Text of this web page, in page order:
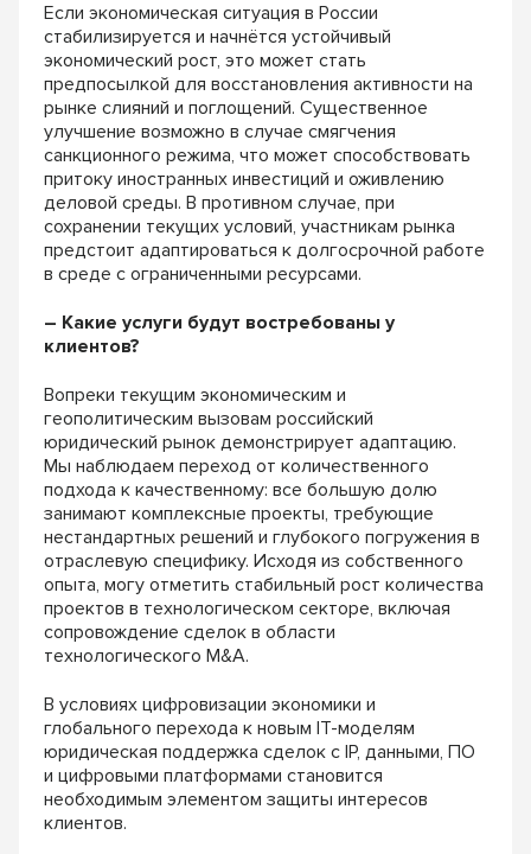
Если экономическая ситуация в России
стабилизируется и начнётся устойчивый
экономический рост, это может стать
предпосылкой для восстановления активности на
рынке слияний и поглощений. Существенное
улучшение возможно в случае смягчения
санкционного режима, что может способствовать
притоку иностранных инвестиций и оживлению
деловой среды. В противном случае, при
сохранении текущих условий, участникам рынка
предстоит адаптироваться к долгосрочной работе
в среде с ограниченными ресурсами.
– Какие услуги будут востребованы у
клиентов?
Вопреки текущим экономическим и
геополитическим вызовам российский
юридический рынок демонстрирует адаптацию.
Мы наблюдаем переход от количественного
подхода к качественному: все большую долю
занимают комплексные проекты, требующие
нестандартных решений и глубокого погружения в
отраслевую специфику. Исходя из собственного
опыта, могу отметить стабильный рост количества
проектов в технологическом секторе, включая
сопровождение сделок в области
технологического M&A.
В условиях цифровизации экономики и
глобального перехода к новым IT-моделям
юридическая поддержка сделок с IP, данными, ПО
и цифровыми платформами становится
необходимым элементом защиты интересов
клиентов.